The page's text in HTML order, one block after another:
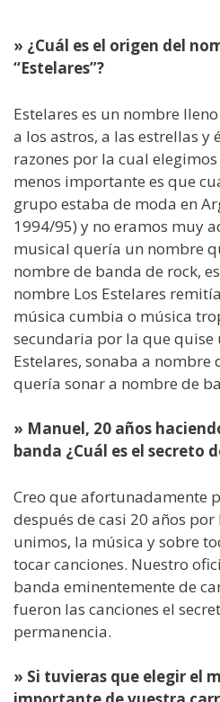
» ¿Cuál es el origen del
“Estelares”?
Estelares es un nombre
a los astros, a las estrellas y
razones por la cual
menos importante es que
grupo estaba de moda en
1994/95) y no eramos muy
musical quería un nombre
nombre de banda de rock,
nombre Los Estelares
música cumbia o música
secundaria por la que quise
Estelares, sonaba a
quería sonar a nombre de
» Manuel, 20 años
banda ¿Cuál es el secreto
Creo que afortunadamente
después de casi 20 años
unimos, la música y sobre
tocar canciones. Nuestro
banda eminentemente de
fueron las canciones el
permanencia.
» Si tuvieras que elegir el